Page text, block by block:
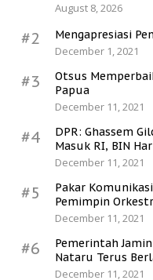
August 8, 2026
#2
Mengapresiasi
December 1, 2021
#3
Otsus
Papua
December 11, 2021
#4
DPR: Ghassem
Masuk RI, BIN
December 11, 2021
#5
Pakar
Pemimpin
December 11, 2021
#6
Pemerintah
Nataru Terus
December 11, 2021